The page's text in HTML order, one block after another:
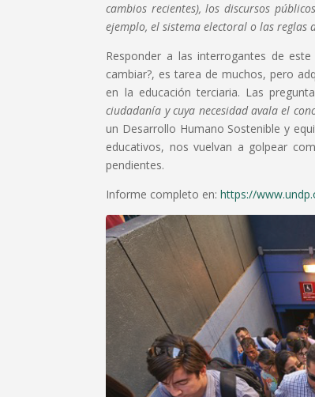
cambios recientes), los discursos
ejemplo, el sistema electoral o las reglas
Responder a las interrogantes de
cambiar?, es tarea de muchos, pero
en la educación terciaria. Las
ciudadanía y cuya necesidad avala el
un Desarrollo Humano Sostenible y
educativos, nos vuelvan a golpear
pendientes.
Informe completo en:https://